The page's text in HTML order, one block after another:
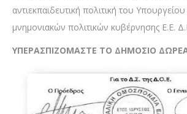
αντιεκπαιδευτική πολιτική του
μνημονιακών πολιτικών κυβέρνησης Ε.Ε.
ΥΠΕΡΑΣΠΙΖΟΜΑΣΤΕ ΤΟ ΔΗΜΟΣΙΟ